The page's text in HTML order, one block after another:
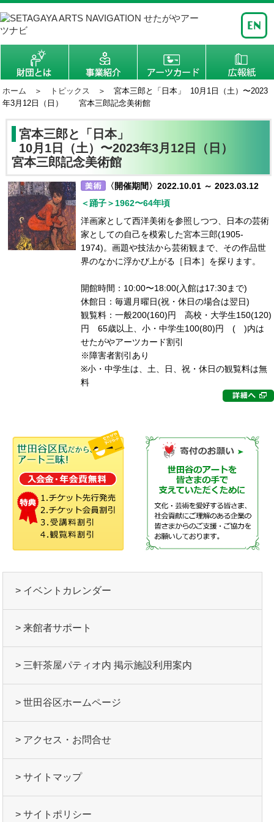
ホーム ＞ トピックス
＞ 宮本三郎と「日本」 10月1日（土）〜2023
年3月12日（日） 宮本三郎記念美術館
宮本三郎と「日本」
10月1日（土）〜2023年3月12日（日）
宮本三郎記念美術館
〈開催期間〉2022.10.01 ～ 2023.03.12
＜踊子＞1962〜64年頃
洋画家として西洋美術を参照しつつ、日本の芸術
家としての自己を模索した宮本三郎(1905-
1974)。画題や技法から芸術観まで、その作品世
界のなかに浮かび上がる［日本］を探ります。
開館時間：10:00〜18:00(入館は17:30まで)
休館日：毎週月曜日(祝・休日の場合は翌日)
観覧料：一般200(160)円 高校・大学生150(120)
円 65歳以上、小・中学生100(80)円 ( )内は
せたがやアーツカード割引
※障害者割引あり
※小・中学生は、土、日、祝・休日の観覧料は無
料
> イベントカレンダー
> 来館者サポート
> 三軒茶屋パティオ内 掲示施設利用案内
> 世田谷区ホームページ
> アクセス・お問合せ
> サイトマップ
> サイトポリシー